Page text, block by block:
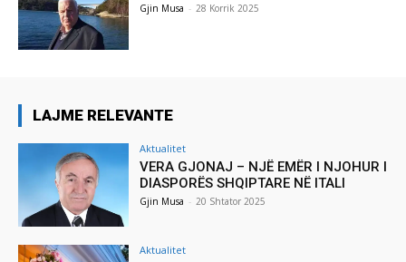
Gjin Musa - 28 Korrik 2025
LAJME RELEVANTE
Aktualitet
VERA GJONAJ – NJË EMËR I NJOHUR I
DIASPORËS SHQIPTARE NË ITALI
Gjin Musa - 20 Shtator 2025
Aktualitet